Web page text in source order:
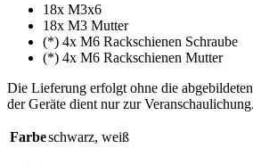
18x M3x6
18x M3 Mutter
(*) 4x M6 Rackschienen Schraube
(*) 4x M6 Rackschienen Mutter
Die Lieferung erfolgt ohne die
der Geräte dient nur zur Veranschaulichung.
Farbeschwarz, weiß